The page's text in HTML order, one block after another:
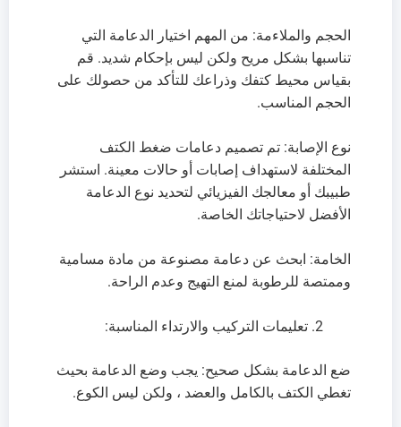
الحجم والملاءمة: من المهم اختيار الدعامة التي
تناسبها بشكل مريح ولكن ليس بإحكام شديد. قم
بقياس محيط كتفك وذراعك للتأكد من حصولك على
الحجم المناسب.
نوع الإصابة: تم تصميم دعامات ضغط الكتف
المختلفة لاستهداف إصابات أو حالات معينة. استشر
طبيبك أو معالجك الفيزيائي لتحديد نوع الدعامة
الأفضل لاحتياجاتك الخاصة.
الخامة: ابحث عن دعامة مصنوعة من مادة مسامية
وممتصة للرطوبة لمنع التهيج وعدم الراحة.
تعليمات التركيب والارتداء المناسبة:
ضع الدعامة بشكل صحيح: يجب وضع الدعامة بحيث
تغطي الكتف بالكامل والعضد ، ولكن ليس الكوع.